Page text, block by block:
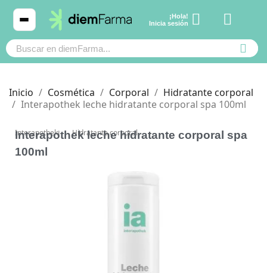
Bebé y mamá
Productos naturales y dietética
¡Hola!
Inicia sesión
Ver carrito
Bebé y mamá
Productos naturales y dietética
Inicio Cosmética Corporal
Hidratante corporal
Interapothek leche hidratante corporal spa 100ml
Interapothek Hidratante corporal
Interapothek leche hidratante corporal spa
100ml